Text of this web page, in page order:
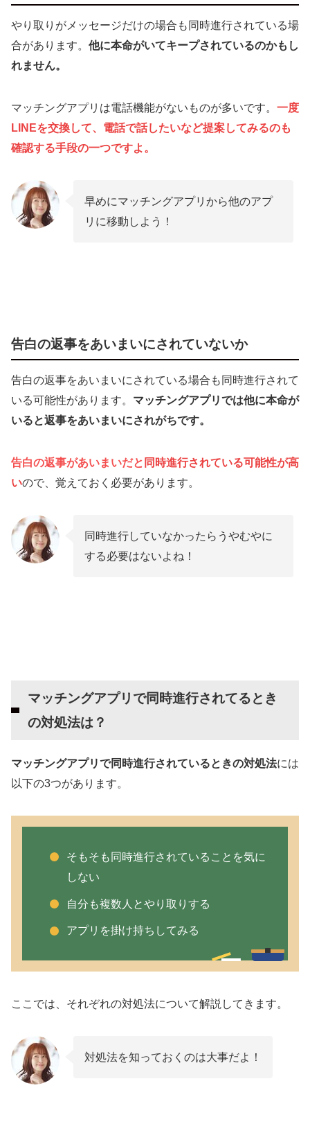
やり取りがメッセージだけの場合も同時進行されている場
合があります。 他に本命がいてキープされているのかもし
れません。
マッチングアプリは電話機能がないものが多いです。 一度
LINEを交換して、電話で話したいなど提案してみるのも
確認する手段の一つですよ。
早めにマッチングアプリから他のアプ
リに移動しよう！
告白の返事をあいまいにされていないか
告白の返事をあいまいにされている場合も同時進行されて
いる可能性があります。 マッチングアプリでは他に本命が
いると返事をあいまいにされがちです。
告白の返事があいまいだと 同時進行されている可能性が高
いので、覚えておく必要があります。
同時進行していなかったらうやむやに
する必要はないよね！
マッチングアプリで同時進行されてるとき
の対処法は？
マッチングアプリで同時進行されているときの対処法には
以下の3つがあります。
そもそも同時進行されていることを気に
しない
自分も複数人とやり取りする
アプリを掛け持ちしてみる
ここでは、それぞれの対処法について解説してきます。
対処法を知っておくのは大事だよ！